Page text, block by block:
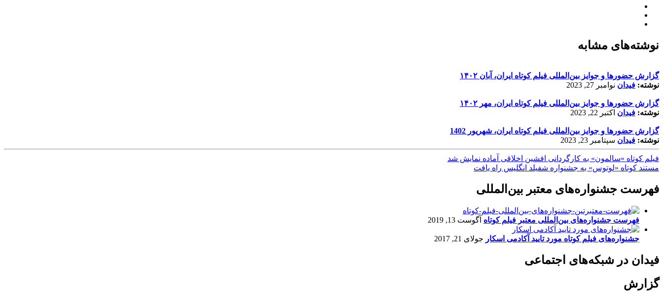
نوشته‌های مشابه
گزارش حضورها و جوایز بین‌المللی فیلم کوتاه ایران، آبان ۱۴۰۲
نوشته: فیدان نوامبر 27, 2023
گزارش حضورها و جوایز بین‌المللی فیلم کوتاه ایران، مهر ۱۴۰۲
نوشته: فیدان اکتبر 22, 2023
گزارش حضورها و جوایز بین‌المللی فیلم کوتاه ایران، شهریور 1402
نوشته: فیدان سپتامبر 23, 2023
فیلم کوتاه «سالمون» به کارگردانی افشین اخلاقی آماده نمایش شد
مستند کوتاه «لوتوس» به جشنواره شفیلد انگلیس راه یافت
فهرست جشنواره‌های معتبر بین‌المللی
فهرست جشنواره‌های بین‌المللی معتبر فیلم کوتاه آگوست 13, 2019
جشنواره‌های فیلم کوتاه مورد تایید آکادمی اسکار جولای 21, 2017
فیدان در شبکه‌های اجتماعی
گزارش